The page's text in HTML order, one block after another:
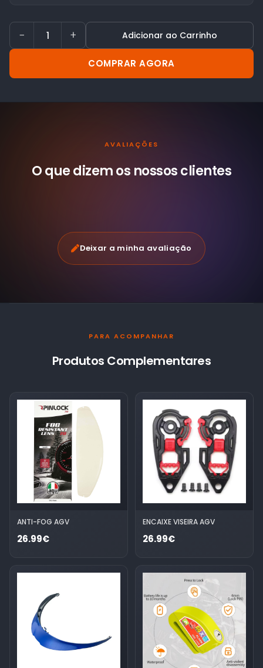
− + Adicionar ao Carrinho
COMPRAR AGORA
AVALIAÇÕES
O que dizem os nossosclientes
Deixar a minha avaliação
PARA ACOMPANHAR
Produtos Complementares
ANTI-FOG AGV
26.99€
ENCAIXE VISEIRA AGV
26.99€